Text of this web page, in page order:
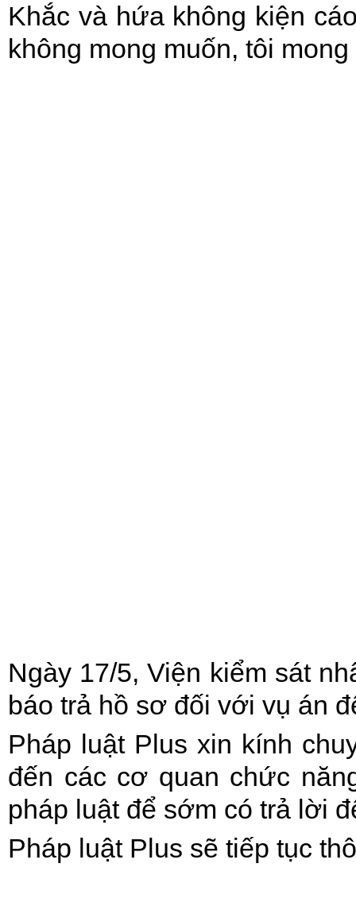
Khắc và hứa không kiện
không mong muốn, tôi
Ngày 17/5, Viện kiểm sát
báo trả hồ sơ đối với vụ án
Pháp luật Plus xin kính
đến các cơ quan chức
pháp luật để sớm có trả lời
Pháp luật Plus sẽ tiếp tục